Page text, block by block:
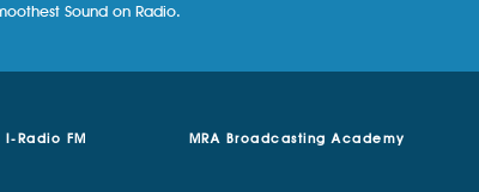
Sound on Radio.
I-Radio FM MRA Broadcasting Academy